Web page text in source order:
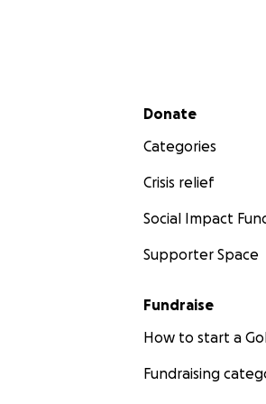
Secondary menu
Donate
Categories
Crisis relief
Social Impact
Supporter Space
Fundraise
How to start a
Fundraising